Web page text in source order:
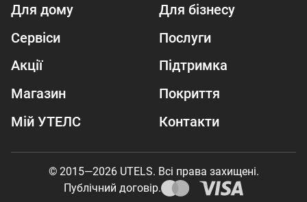
Для дому
Для бізнесу
Сервіси
Послуги
Акції
Підтримка
Магазин
Покриття
Мій УТЕЛС
Контакти
© 2015—2026 UTELS. Всі права захищені.
Публічний договір.